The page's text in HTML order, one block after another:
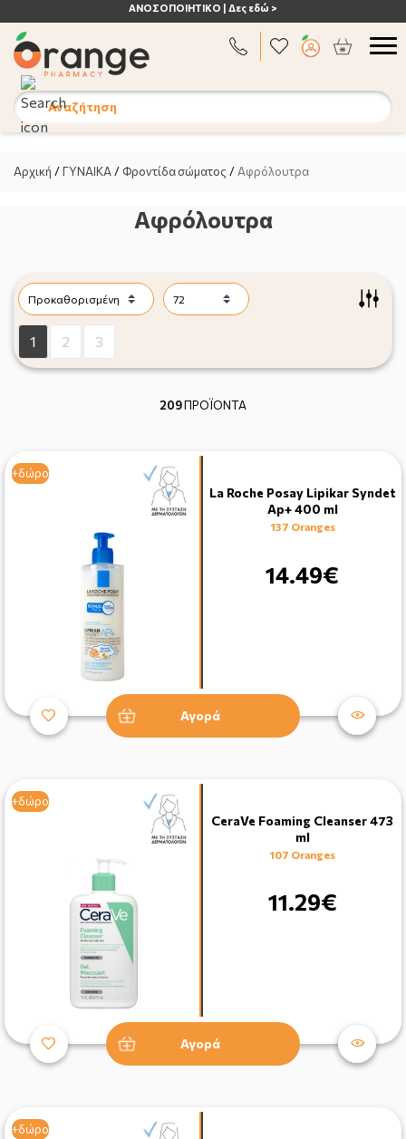
ΑΝΟΣΟΠΟΙΗΤΙΚΟ | Δες εδώ >
Αναζήτηση
Αρχική /ΓΥΝΑΙΚΑ / Φροντίδα σώματος / Αφρόλουτρα
Αφρόλουτρα
1 2 3
209ΠΡΟΪΟΝΤΑ
+δώρο
+δώρο
La Roche Posay Lipikar Syndet
Ap+ 400 ml
137 Oranges
14.49€
Αγορά
+δώρο
CeraVe Foaming Cleanser 473
ml
107 Oranges
11.29€
Αγορά
+δώρο